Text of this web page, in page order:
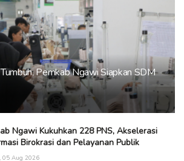
Pemkab Ngawi Siapkan SDM
Ngawi Kukuhkan 228 PNS, Akselerasi
Birokrasi dan Pelayanan Publik
05 Aug 2026